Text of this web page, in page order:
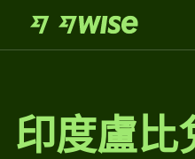
印度盧比